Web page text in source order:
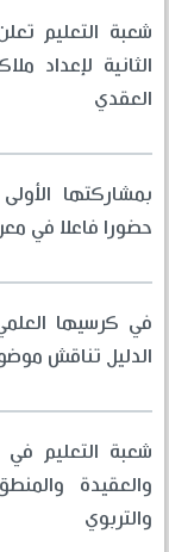
شعبة التعليم
الثانية لإعداد
العقدي
بمشاركتها
حضورا فاعلا في
في كرسيها
الدليل تناقش
والعقيدة
والتربوي